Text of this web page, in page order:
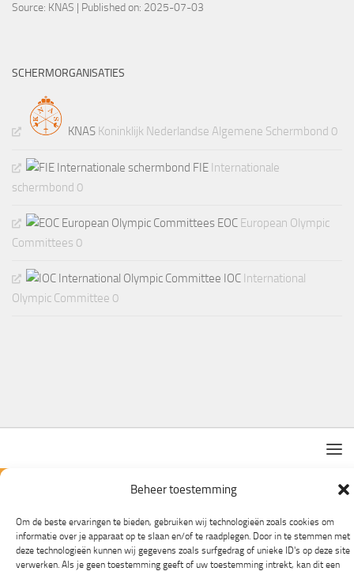
Beheer toestemming
Om de beste ervaringen te bieden, gebruiken wij technologieën zoals cookies om
informatie over je apparaat op te slaan en/of te raadplegen. Door in te stemmen met
deze technologieën kunnen wij gegevens zoals surfgedrag of unieke ID's op deze site
verwerken. Als je geen toestemming geeft of uw toestemming intrekt, kan dit een
Source: KNAS Published on: 2025-07-03
SCHERMORGANISATIES
KNAS Koninklijk Nederlandse Algemene Schermbond 0
FIE Internationale
schermbond 0
EOC European Olympic
Committees 0
IOC International
Olympic Committee 0
Mogelijk gemaakt door - Ontworpen met deHueman thema